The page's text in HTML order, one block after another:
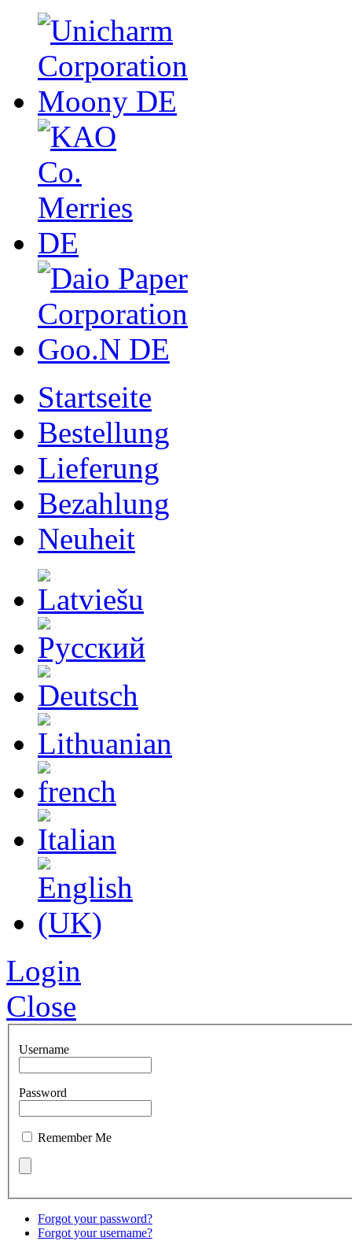
Startseite
Bestellung
Lieferung
Bezahlung
Neuheit
Login
Close
Username
Password
Remember Me
Forgot your password?
Forgot your username?